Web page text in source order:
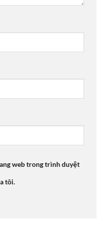
web trong trình duyệt
tôi.